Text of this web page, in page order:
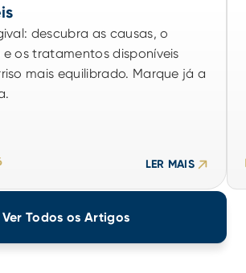
descubra as causas, o
os tratamentos disponíveis
mais equilibrado. Marque já a
LER MAIS
descubra as causas, o
os tratamentos disponíveis
mais equilibrado. Marque já a
Ver Todos os Artigos